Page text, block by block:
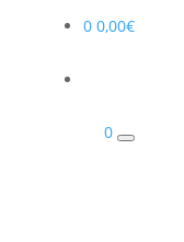
0 0,00€
0